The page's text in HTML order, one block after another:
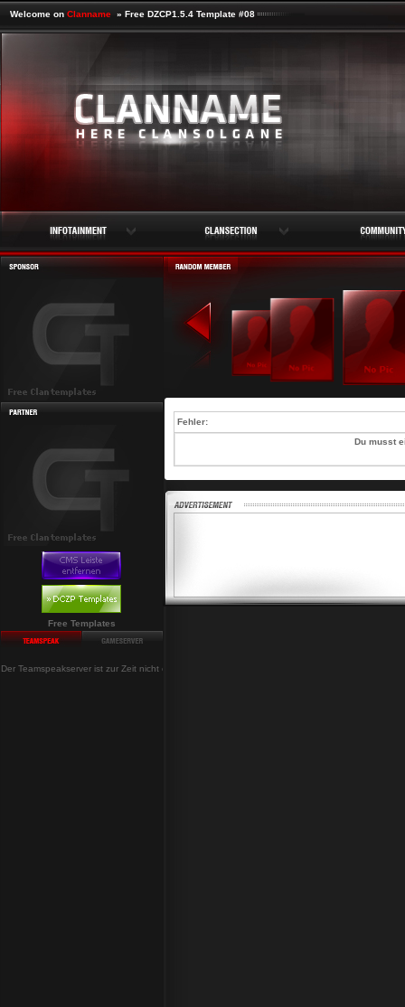
Welcome on Clanname» Free DZCP1.5.4 Template #08
Free Templates
Der Teamspeakserver ist zur Zeit nicht erreichbar!
Fehler:
Du musst